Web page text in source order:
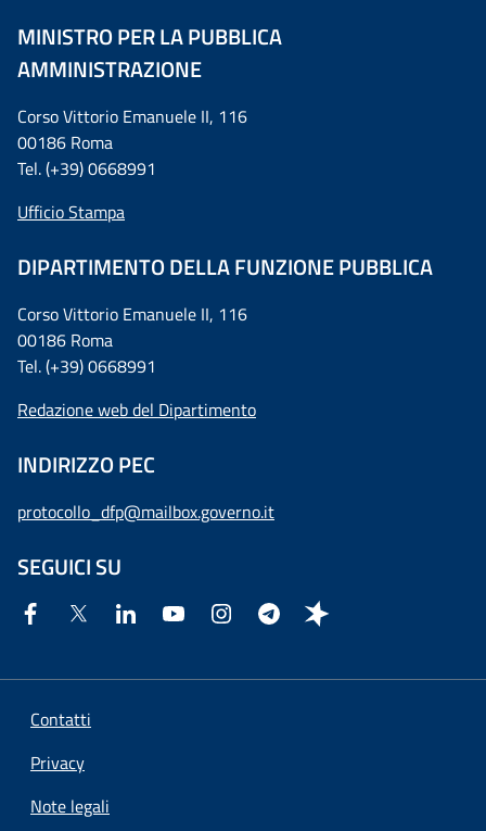
MINISTRO PER LA PUBBLICA
AMMINISTRAZIONE
Corso Vittorio Emanuele II, 116
00186 Roma
Tel. (+39) 0668991
Ufficio Stampa
DIPARTIMENTO DELLA FUNZIONE PUBBLICA
Corso Vittorio Emanuele II, 116
00186 Roma
Tel. (+39) 0668991
Redazione web del Dipartimento
INDIRIZZO PEC
protocollo_dfp@mailbox.governo.it
SEGUICI SU
Contatti
Privacy
Note legali